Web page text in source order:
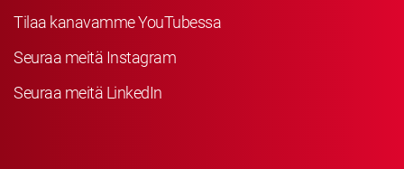
Tilaa kanavamme YouTubessa
Seuraa meitä Instagram
Seuraa meitä LinkedIn